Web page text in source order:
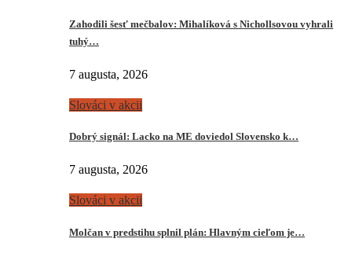
Zahodili šesť mečbalov: Mihalíková s Nichollsovou vyhrali
tuhý…
7 augusta, 2026
Slováci v akcii
Dobrý signál: Lacko na ME doviedol Slovensko k…
7 augusta, 2026
Slováci v akcii
Molčan v predstihu splnil plán: Hlavným cieľom je…